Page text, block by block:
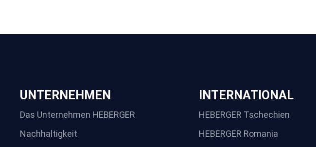
UNTERNEHMEN
Das Unternehmen HEBERGER
Nachhaltigkeit
INTERNATIONAL
HEBERGER Tschechien
HEBERGER Romania